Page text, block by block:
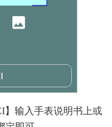
】输入手表说明书上或